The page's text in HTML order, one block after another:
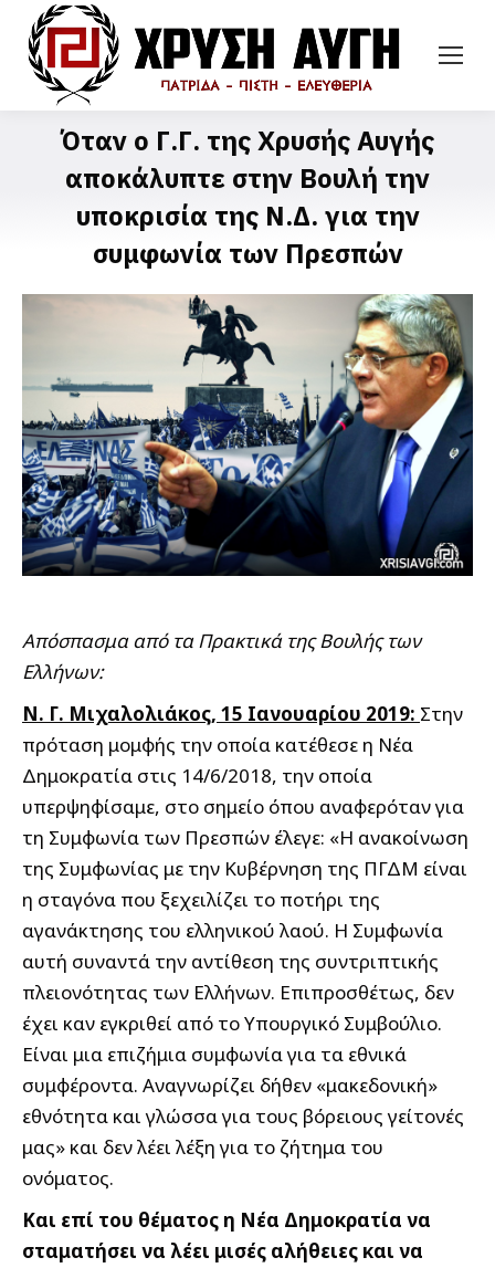
Όταν ο Γ.Γ. της Χρυσής Αυγής
αποκάλυπτε στην Βουλή την
υποκρισία της Ν.Δ. για την
συμφωνία των Πρεσπών
Απόσπασμα από τα Πρακτικά της Βουλής των
Ελλήνων:
Ν. Γ. Μιχαλολιάκος, 15 Ιανουαρίου 2019: Στην
πρόταση μομφής την οποία κατέθεσε η Νέα
Δημοκρατία στις 14/6/2018, την οποία
υπερψηφίσαμε, στο σημείο όπου αναφερόταν για
τη Συμφωνία των Πρεσπών έλεγε: «Η ανακοίνωση
της Συμφωνίας με την Κυβέρνηση της ΠΓΔΜ είναι
η σταγόνα που ξεχειλίζει το ποτήρι της
αγανάκτησης του ελληνικού λαού. Η Συμφωνία
αυτή συναντά την αντίθεση της συντριπτικής
πλειονότητας των Ελλήνων. Επιπροσθέτως, δεν
έχει καν εγκριθεί από το Υπουργικό Συμβούλιο.
Είναι μια επιζήμια συμφωνία για τα εθνικά
συμφέροντα. Αναγνωρίζει δήθεν «μακεδονική»
εθνότητα και γλώσσα για τους βόρειους γείτονές
μας» και δεν λέει λέξη για το ζήτημα του
ονόματος.
Και επί του θέματος η Νέα Δημοκρατία να
σταματήσει να λέει μισές αλήθειες και να